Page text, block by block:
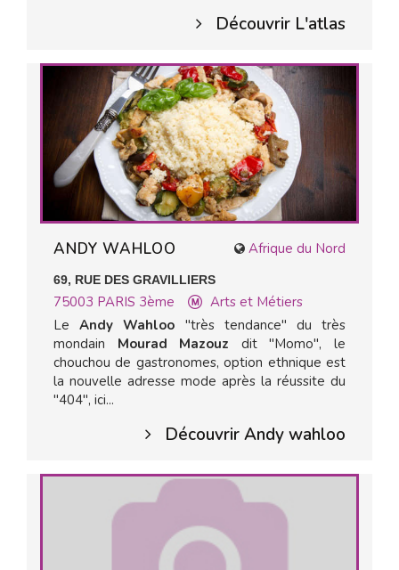
Découvrir L'atlas
Afrique du Nord
ANDY WAHLOO
69, RUE DES GRAVILLIERS
75003 PARIS 3ème
Arts et Métiers
LeAndy Wahloo "très tendance" du très
mondain Mourad Mazouz dit "Momo", le
chouchou de gastronomes, option ethnique est
la nouvelle adresse mode après la réussite du
"404", ici...
Découvrir Andy wahloo